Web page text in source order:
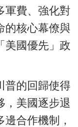
軍費、強化對
的核心幕僚與
美國優先」政
普的回歸使得
，美國逐步退
合作機制，